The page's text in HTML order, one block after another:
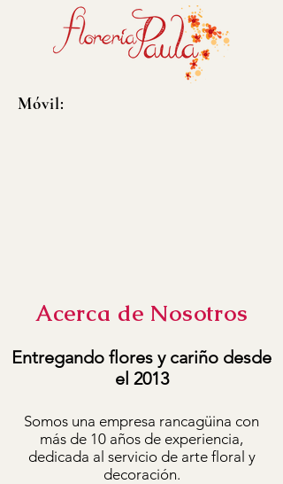
Móvil:
Acerca de Nosotros
Entregando flores y cariño desde
el 2013
Somos una empresa rancagüina con
más de 10 años de experiencia,
dedicada al servicio de arte floral y
decoración.